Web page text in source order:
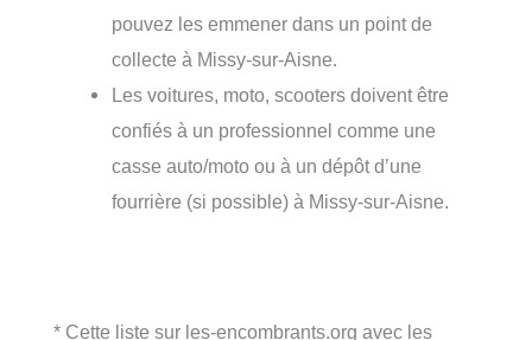
pouvez les emmener dans un point de
collecte à Missy-sur-Aisne.
Les voitures, moto, scooters doivent être
confiés à un professionnel comme une
casse auto/moto ou à un dépôt d’une
fourrière (si possible) à Missy-sur-Aisne.
* Cette liste sur les-encombrants.org avec les